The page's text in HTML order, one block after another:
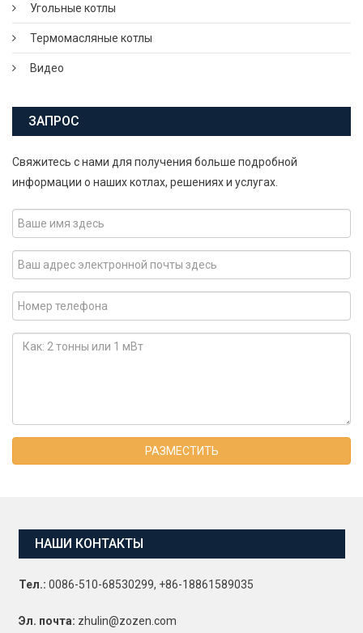
Угольные котлы
Термомасляные котлы
Видео
ЗАПРОС
Свяжитесь с нами для получения больше подробной
информации о наших котлах, решениях и услугах.
РАЗМЕСТИТЬ
НАШИ КОНТАКТЫ
Тел.: 0086-510-68530299, +86-18861589035
Эл. почта: zhulin@zozen.com